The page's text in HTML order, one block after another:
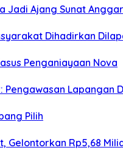
Jadi Ajang Sunat
Dihadirkan
Penganiayaan Nova
Pengawasan Lapangan
Pilih
Rp5,68